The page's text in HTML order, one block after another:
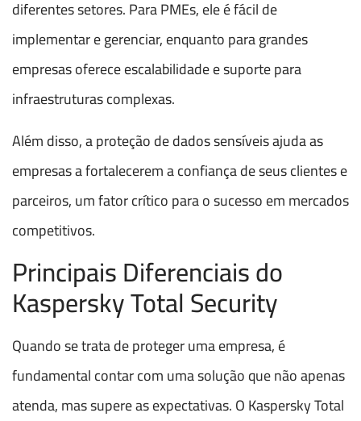
diferentes setores. Para PMEs, ele é fácil de
implementar e gerenciar, enquanto para grandes
empresas oferece escalabilidade e suporte para
infraestruturas complexas.
Além disso, a proteção de dados sensíveis ajuda as
empresas a fortalecerem a confiança de seus clientes e
parceiros, um fator crítico para o sucesso em mercados
competitivos.
Principais Diferenciais do
Kaspersky Total Security
Quando se trata de proteger uma empresa, é
fundamental contar com uma solução que não apenas
atenda, mas supere as expectativas. O Kaspersky Total